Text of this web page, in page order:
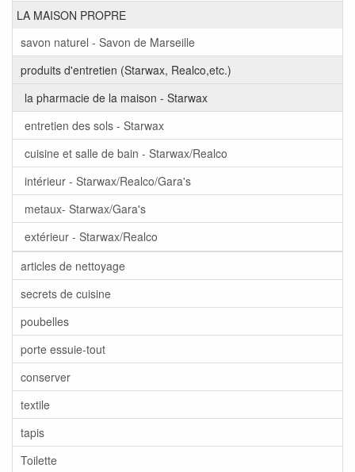
LA MAISON PROPRE
savon naturel - Savon de Marseille
produits d'entretien (Starwax, Realco,etc.)
la pharmacie de la maison - Starwax
entretien des sols - Starwax
cuisine et salle de bain - Starwax/Realco
intérieur - Starwax/Realco/Gara's
metaux- Starwax/Gara's
extérieur - Starwax/Realco
articles de nettoyage
secrets de cuisine
poubelles
porte essuie-tout
conserver
textile
tapis
Toilette